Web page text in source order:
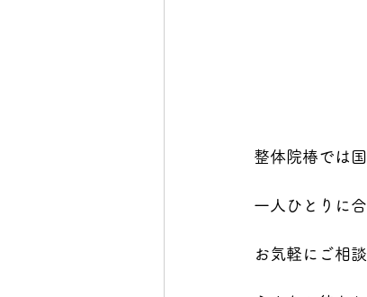
整体院椿では
一人ひとりに
お気軽にご相